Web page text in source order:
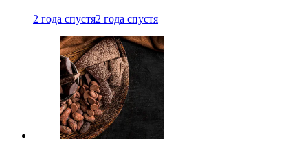
2 года спустя2 года спустя